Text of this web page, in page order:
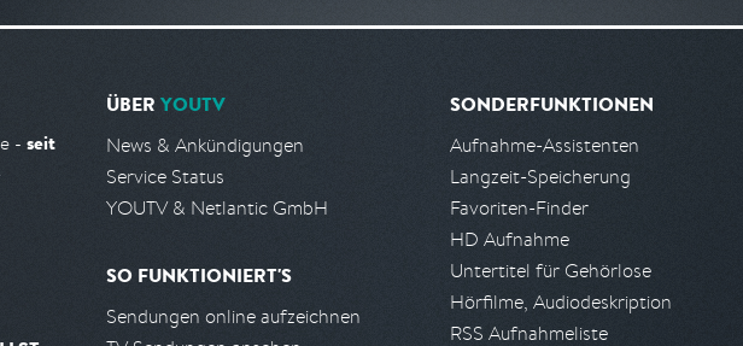
- seit
ÜBER YOUTV
News & Ankündigungen
Service Status
YOUTV & Netlantic GmbH
SO FUNKTIONIERT'S
Sendungen online aufzeichnen
SONDERFUNKTIONEN
Aufnahme-Assistenten
Langzeit-Speicherung
Favoriten-Finder
HD Aufnahme
Untertitel für Gehörlose
Hörfilme, Audiodeskription
RSS Aufnahmeliste